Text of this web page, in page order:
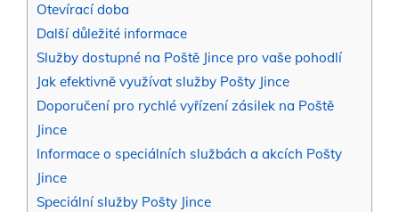
Otevírací doba
Další důležité informace
Služby dostupné na Poště Jince pro vaše pohodlí
Jak efektivně využívat služby Pošty Jince
Doporučení pro rychlé vyřízení zásilek na Poště
Jince
Informace o speciálních službách a akcích Pošty
Jince
Speciální služby Pošty Jince